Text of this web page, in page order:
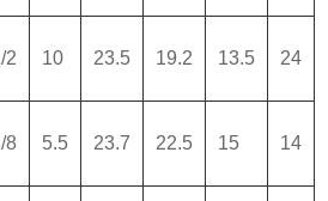
2 10 23.5 19.2 13.5 24
8 5.5 23.7 22.5 15 14